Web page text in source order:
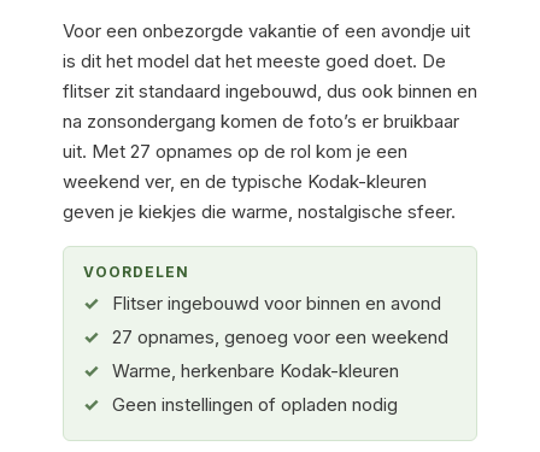
Voor een onbezorgde vakantie of een avondje uit
is dit het model dat het meeste goed doet. De
flitser zit standaard ingebouwd, dus ook binnen en
na zonsondergang komen de foto’s er bruikbaar
uit. Met 27 opnames op de rol kom je een
weekend ver, en de typische Kodak-kleuren
geven je kiekjes die warme, nostalgische sfeer.
VOORDELEN
Flitser ingebouwd voor binnen en avond
27 opnames, genoeg voor een weekend
Warme, herkenbare Kodak-kleuren
Geen instellingen of opladen nodig